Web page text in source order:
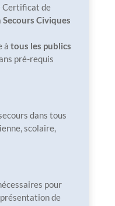
Certificat de
Civiques
à tous les publics
pré-requis
dans tous
scolaire,
pour
de